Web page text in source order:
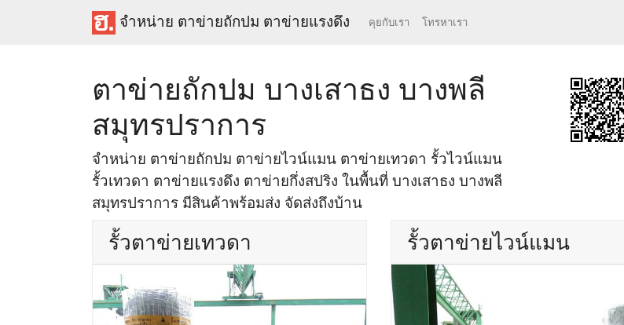
จำหน่าย ตาข่ายถักปม ตาข่ายแรงดึง คุยกับเรา โทรหาเรา
ตาข่ายถักปม บางเสาธง บางพลี
สมุทรปราการ
จำหน่าย ตาข่ายถักปม ตาข่ายไวน์แมน ตาข่ายเทวดา รั้วไวน์แมน
รั้วเทวดา ตาข่ายแรงดึง ตาข่ายกึ่งสปริง ในพื้นที่ บางเสาธง บางพลี
สมุทรปราการ มีสินค้าพร้อมส่ง จัดส่งถึงบ้าน
รั้วตาข่ายเทวดา รั้วตาข่ายไวน์แมน